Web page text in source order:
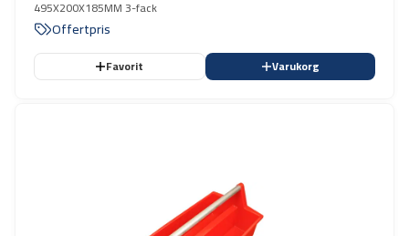
495X200X185MM 3-fack
Offertpris
Favorit Varukorg